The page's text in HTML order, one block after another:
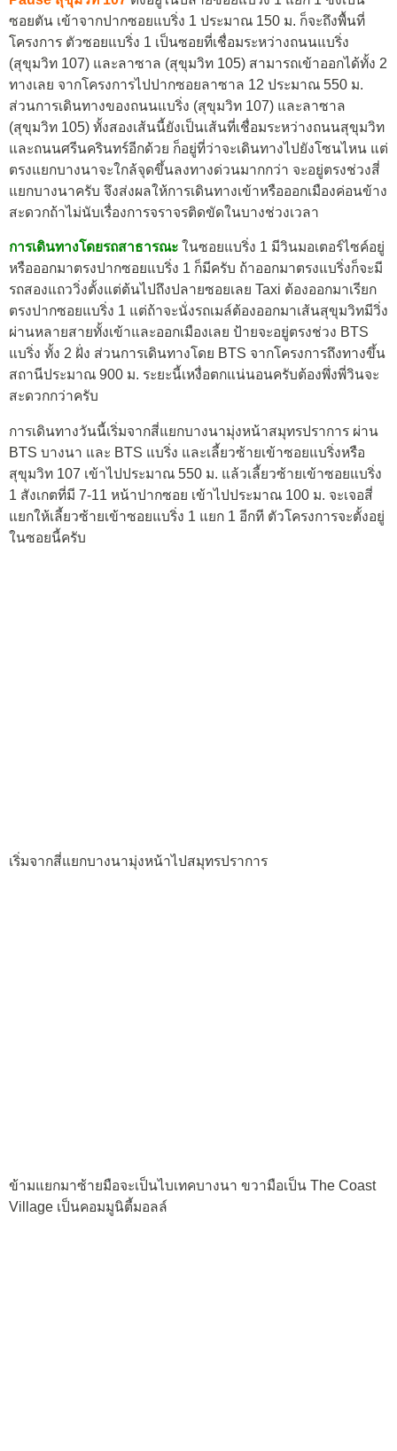
ซอยตัน เข้าจากปากซอยแบริ่ง 1 ประมาณ 150 ม. ก็จะถึงพื้นที่
โครงการ ตัวซอยแบริ่ง 1 เป็นซอยที่เชื่อมระหว่างถนนแบริ่ง
(สุขุมวิท 107) และลาซาล (สุขุมวิท 105) สามารถเข้าออกได้ทั้ง 2
ทางเลย จากโครงการไปปากซอยลาซาล 12 ประมาณ 550 ม.
ส่วนการเดินทางของถนนแบริ่ง (สุขุมวิท 107) และลาซาล
(สุขุมวิท 105) ทั้งสองเส้นนี้ยังเป็นเส้นที่เชื่อมระหว่างถนนสุขุมวิท
และถนนศรีนครินทร์อีกด้วย ก็อยู่ที่ว่าจะเดินทางไปยังโซนไหน แต่
ตรงแยกบางนาจะใกล้จุดขึ้นลงทางด่วนมากกว่า จะอยู่ตรงช่วงสี่
แยกบางนาครับ จึงส่งผลให้การเดินทางเข้าหรือออกเมืองค่อนข้าง
สะดวกถ้าไม่นับเรื่องการจราจรติดขัดในบางช่วงเวลา
การเดินทางโดยรถสาธารณะ ในซอยแบริ่ง 1 มีวินมอเตอร์ไซค์อยู่
หรือออกมาตรงปากซอยแบริ่ง 1 ก็มีครับ ถ้าออกมาตรงแบริ่งก็จะมี
รถสองแถววิ่งตั้งแต่ต้นไปถึงปลายซอยเลย Taxi ต้องออกมาเรียก
ตรงปากซอยแบริ่ง 1 แต่ถ้าจะนั่งรถเมล์ต้องออกมาเส้นสุขุมวิทมีวิ่ง
ผ่านหลายสายทั้งเข้าและออกเมืองเลย ป้ายจะอยู่ตรงช่วง BTS
แบริ่ง ทั้ง 2 ฝั่ง ส่วนการเดินทางโดย BTS จากโครงการถึงทางขึ้น
สถานีประมาณ 900 ม. ระยะนี้เหงื่อตกแน่นอนครับต้องพึ่งพี่วินจะ
สะดวกกว่าครับ
การเดินทางวันนี้เริ่มจากสี่แยกบางนามุ่งหน้าสมุทรปราการ ผ่าน
BTS บางนา และ BTS แบริ่ง และเลี้ยวซ้ายเข้าซอยแบริ่งหรือ
สุขุมวิท 107 เข้าไปประมาณ 550 ม. แล้วเลี้ยวซ้ายเข้าซอยแบริ่ง
1 สังเกตที่มี 7-11 หน้าปากซอย เข้าไปประมาณ 100 ม. จะเจอสี่
แยกให้เลี้ยวซ้ายเข้าซอยแบริ่ง 1 แยก 1 อีกที ตัวโครงการจะตั้งอยู่
ในซอยนี้ครับ
เริ่มจากสี่แยกบางนามุ่งหน้าไปสมุทรปราการ
ข้ามแยกมาซ้ายมือจะเป็นไบเทคบางนา ขวามือเป็น The Coast
Village เป็นคอมมูนิตี้มอลล์